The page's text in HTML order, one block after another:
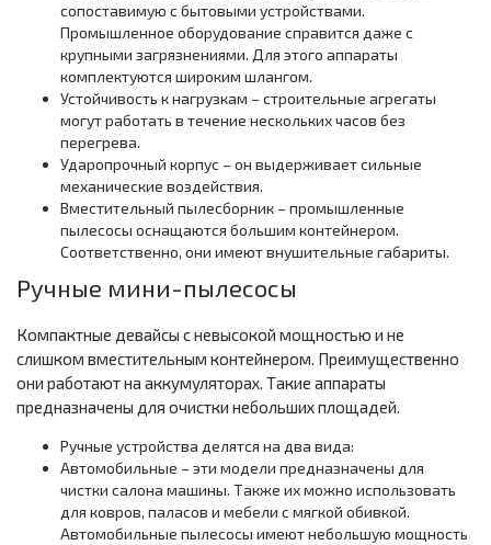
сопоставимую с бытовыми устройствами.
Промышленное оборудование справится даже с
крупными загрязнениями. Для этого аппараты
комплектуются широким шлангом.
Устойчивость к нагрузкам – строительные агрегаты
могут работать в течение нескольких часов без
перегрева.
Ударопрочный корпус – он выдерживает сильные
механические воздействия.
Вместительный пылесборник – промышленные
пылесосы оснащаются большим контейнером.
Соответственно, они имеют внушительные габариты.
Ручные мини-пылесосы
Компактные девайсы с невысокой мощностью и не
слишком вместительным контейнером. Преимущественно
они работают на аккумуляторах. Такие аппараты
предназначены для очистки небольших площадей.
Ручные устройства делятся на два вида:
Автомобильные – эти модели предназначены для
чистки салона машины. Также их можно использовать
для ковров, паласов и мебели с мягкой обивкой.
Автомобильные пылесосы имеют небольшую мощность